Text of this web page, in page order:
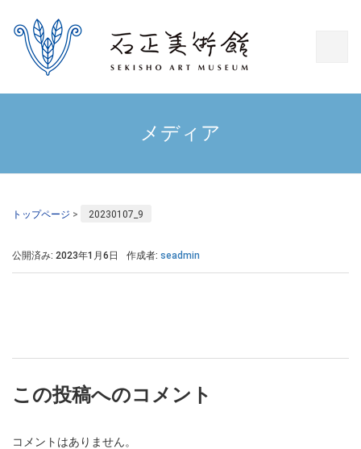
メディア
トップページ > 20230107_9
公開済み: 2023年1月6日 作成者: seadmin
この投稿へのコメント
コメントはありません。